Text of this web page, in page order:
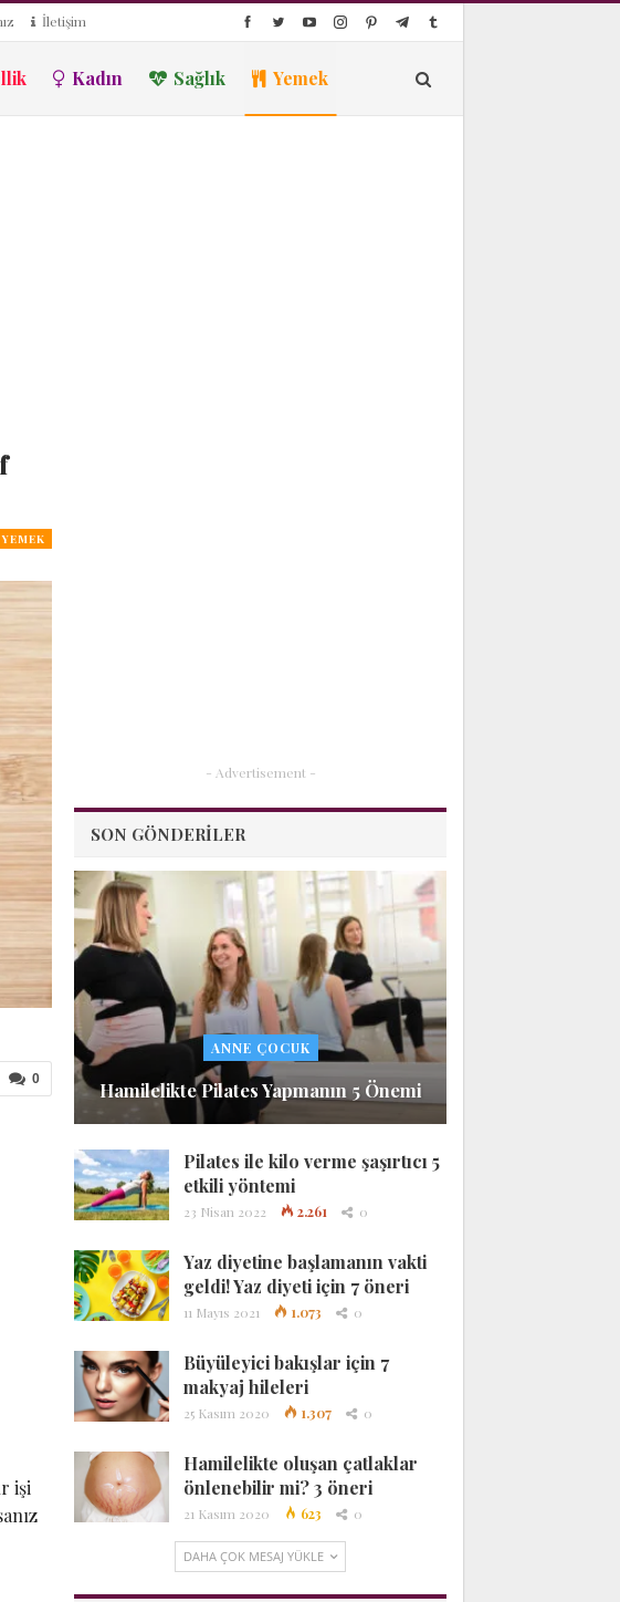
İletişim
Kadın Sağlık Yemek
YEMEK
0
işi
- Advertisement -
SON GÖNDERILER
ANNE ÇOCUK
Hamilelikte Pilates Yapmanın 5 Önemi
Pilates ile kilo verme şaşırtıcı 5
etkili yöntemi
23 Nisan 2022 2.261 0
Yaz diyetine başlamanın vakti
geldi! Yaz diyeti için 7 öneri
11 Mayıs 2021 1.073 0
Büyüleyici bakışlar için 7
makyaj hileleri
25 Kasım 2020 1.307 0
Hamilelikte oluşan çatlaklar
önlenebilir mi? 3 öneri
21 Kasım 2020 623 0
DAHA ÇOK MESAJ YÜKLE